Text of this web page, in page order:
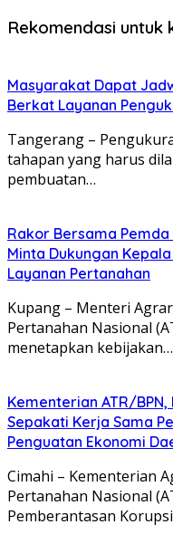
Rekomendasi untuk
Masyarakat Dapat
Berkat Layanan
Tangerang –
tahapan yang harus
pembuatan…
Rakor Bersama
Minta Dukungan
Layanan Pertanahan
Kupang – Menteri
Pertanahan Nasional
menetapkan kebijakan…
Kementerian ATR/
Sepakati Kerja Sama
Penguatan Ekonomi
Cimahi – Kementerian
Pertanahan Nasional
Pemberantasan